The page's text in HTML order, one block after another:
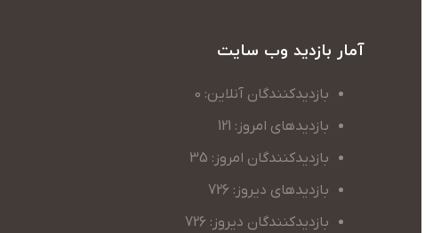
آمار بازدید وب سایت
بازدیدکنندگان آنلاین: 0
بازدیدهای امروز: 121
بازدیدکنندگان امروز: 35
بازدیدهای دیروز: 726
بازدیدکنندگان دیروز: 726